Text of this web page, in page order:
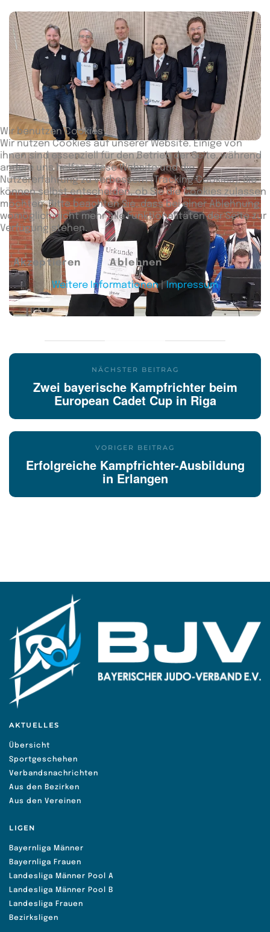
NÄCHSTER BEITRAG
Zwei bayerische Kampfrichter beim
European Cadet Cup in Riga
VORIGER BEITRAG
Erfolgreiche Kampfrichter-Ausbildung
in Erlangen
AKTUELLES
Übersicht
Sportgeschehen
Verbandsnachrichten
Aus den Bezirken
Aus den Vereinen
LIGEN
Bayernliga Männer
Bayernliga Frauen
Landesliga Männer Pool A
Landesliga Männer Pool B
Landesliga Frauen
Bezirksligen
Wir benutzen Cookies
Wir nutzen Cookies auf unserer Website. Einige von
ihnen sind essenziell für den Betrieb der Seite, während
andere uns helfen, diese Website und die
Nutzererfahrung zu verbessern (Tracking Cookies). Sie
können selbst entscheiden, ob Sie die Cookies zulassen
möchten. Bitte beachten Sie, dass bei einer Ablehnung
womöglich nicht mehr alle Funktionalitäten der Seite zur
Verfügung stehen.
Akzeptieren Ablehnen
Weitere Informationen|Impressum